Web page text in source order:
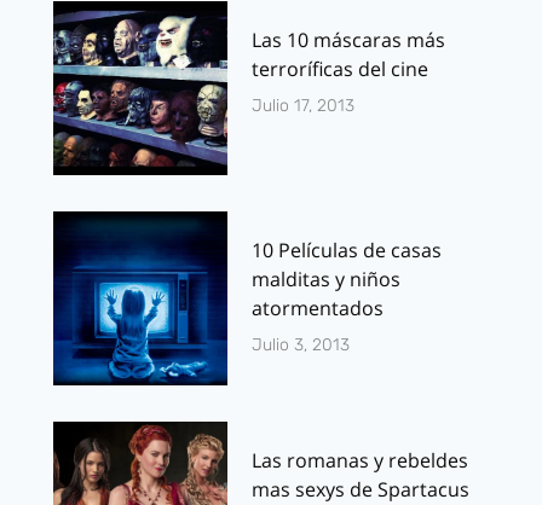
Las 10 máscaras más
terroríficas del cine
Julio 17, 2013
10 Películas de casas
malditas y niños
atormentados
Julio 3, 2013
Las romanas y rebeldes
mas sexys de Spartacus